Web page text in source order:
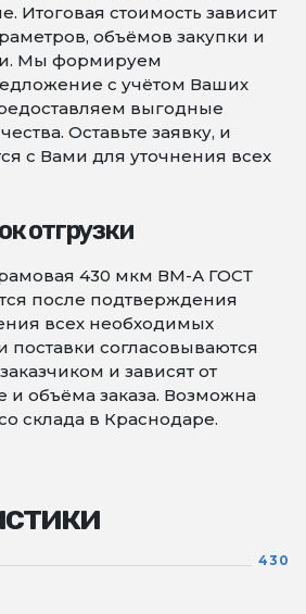
Итоговая стоимость зависит
объёмов закупки и
Мы формируем
с учётом Ваших
выгодные
Оставьте заявку, и
с Вами для уточнения всех
отгрузки
430 мкм ВМ-А ГОСТ
после подтверждения
всех необходимых
поставки согласовываются
и зависят от
и объёма заказа. Возможна
склада в Краснодаре.
430